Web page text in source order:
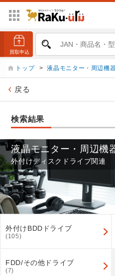
トップ > 液晶モニター・周辺機
戻る
検索結果
液晶モニター・周辺機
外付けディスクドライブ関連
外付けBDDドライブ
(105)
FDD/その他ドライブ
(7)